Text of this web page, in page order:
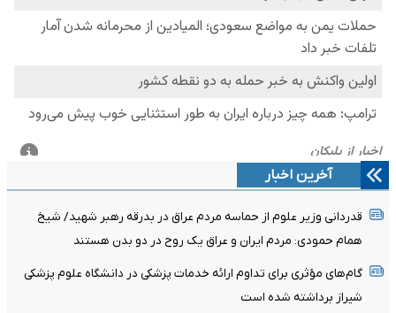
آخرین اخبار
قدردانی وزیر علوم از حماسه مردم عراق در بدرقه رهبر شهید/ شیخ
همام حمودی: مردم ایران و عراق یک روح در دو بدن هستند
گام‌های مؤثری برای تداوم ارائه خدمات پزشکی در دانشگاه علوم پزشکی
شیراز برداشته شده است